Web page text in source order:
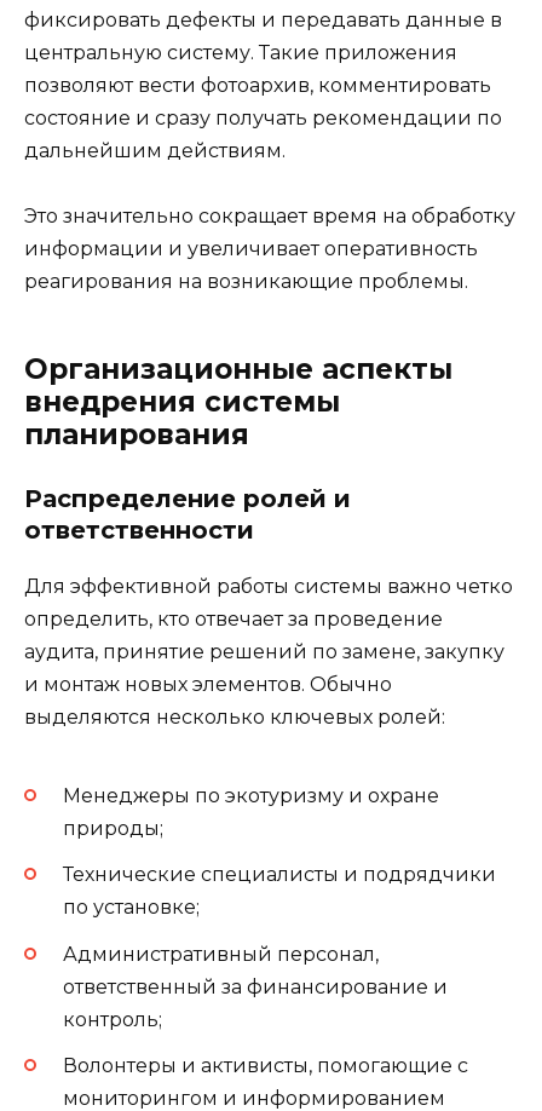
фиксировать дефекты и передавать данные в
центральную систему. Такие приложения
позволяют вести фотоархив, комментировать
состояние и сразу получать рекомендации по
дальнейшим действиям.
Это значительно сокращает время на обработку
информации и увеличивает оперативность
реагирования на возникающие проблемы.
Организационные аспекты
внедрения системы
планирования
Распределение ролей и
ответственности
Для эффективной работы системы важно четко
определить, кто отвечает за проведение
аудита, принятие решений по замене, закупку
и монтаж новых элементов. Обычно
выделяются несколько ключевых ролей:
Менеджеры по экотуризму и охране
природы;
Технические специалисты и подрядчики
по установке;
Административный персонал,
ответственный за финансирование и
контроль;
Волонтеры и активисты, помогающие с
мониторингом и информированием